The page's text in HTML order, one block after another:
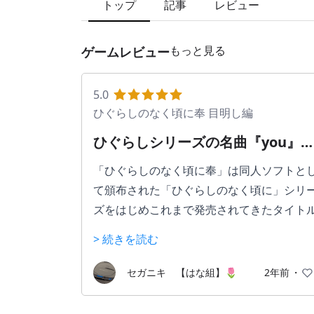
トップ 記事 レビュー
ゲームレビューもっと見る
5.0
ひぐらしのなく頃に奉 目明し編
ひぐらしシリーズの名曲『you』が
実装された最初の作品
「ひぐらしのなく頃に奉」は同人ソフトと
て頒布された「ひぐらしのなく頃に」シリ
ズをはじめこれまで発売されてきたタイト
作品です。
> 続きを読む
セガニキ 【はな組】🌷 2年前 ・